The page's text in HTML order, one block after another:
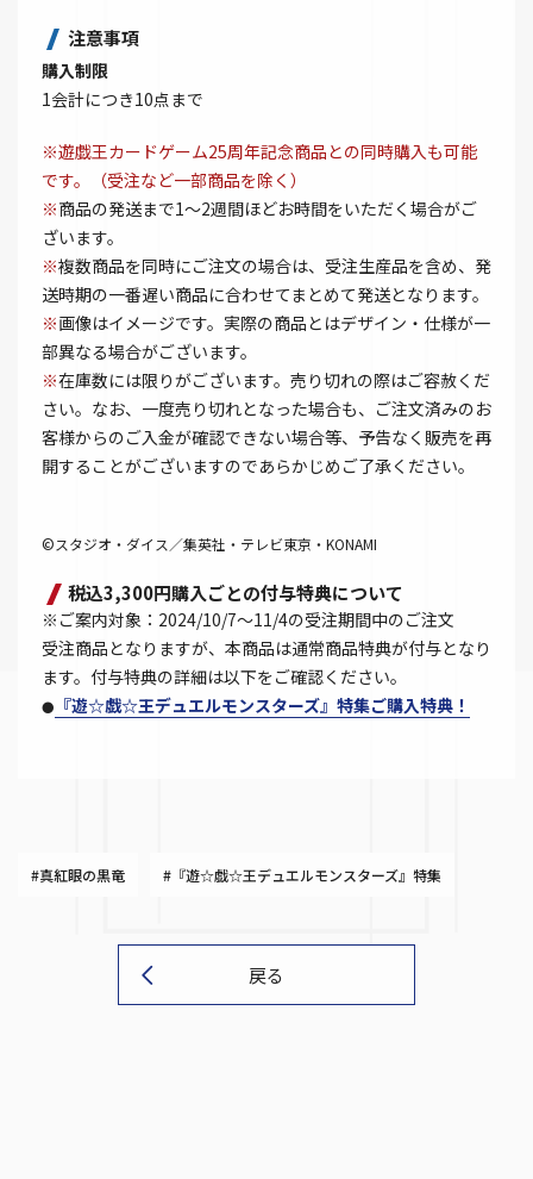
注意事項
購入制限
1会計につき10点まで
※遊戯王カードゲーム25周年記念商品との同時購入も可能
です。（受注など一部商品を除く）
※商品の発送まで1～2週間ほどお時間をいただく場合がご
ざいます。
※複数商品を同時にご注文の場合は、受注生産品を含め、発
送時期の一番遅い商品に合わせてまとめて発送となります。
※画像はイメージです。実際の商品とはデザイン・仕様が一
部異なる場合がございます。
※在庫数には限りがございます。売り切れの際はご容赦くだ
さい。なお、一度売り切れとなった場合も、ご注文済みのお
客様からのご入金が確認できない場合等、予告なく販売を再
開することがございますのであらかじめご了承ください。
©スタジオ・ダイス／集英社・テレビ東京・KONAMI
税込3,300円購入ごとの付与特典について
※ご案内対象：2024/10/7～11/4の受注期間中のご注文
受注商品となりますが、本商品は通常商品特典が付与となり
ます。付与特典の詳細は以下をご確認ください。
● 『遊☆戯☆王デュエルモンスターズ』特集ご購入特典！
#真紅眼の黒竜 #『遊☆戯☆王デュエルモンスターズ』特集
戻る